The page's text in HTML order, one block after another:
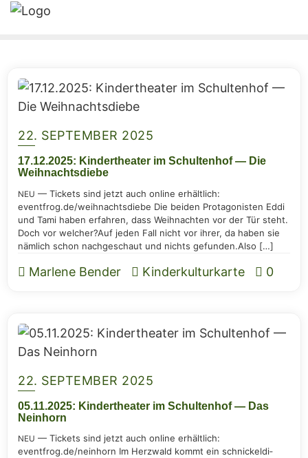
22. SEPTEMBER 2025
17.12.2025: Kin­der­thea­ter im Schul­ten­hof — Die
Weihnachtsdiebe
NEU — Tickets sind jetzt auch online erhält­lich:
eventfrog.de/weihnachtsdiebe Die bei­den Prot­ago­nis­ten Eddi
und Tami haben erfah­ren, dass Weih­nach­ten vor der Tür steht.
Doch vor wel­cher?Auf jeden Fall nicht vor ihrer, da haben sie
näm­lich schon nach­ge­schaut und nichts gefun­den.Also […]
Marlene Bender Kinderkulturkarte 0
22. SEPTEMBER 2025
05.11.2025: Kin­der­thea­ter im Schul­ten­hof — Das
Neinhorn
NEU — Tickets sind jetzt auch online erhält­lich:
eventfrog.de/neinhorn Im Herz­wald kommt ein schni­ckel­di­